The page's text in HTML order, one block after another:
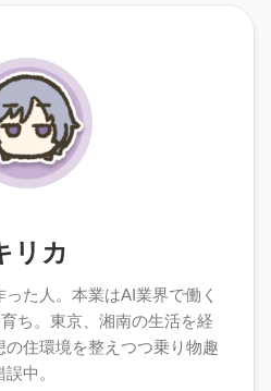
リカ
た人。本業はAI業界で働く
ち。東京、湘南の生活を経
住環境を整えつつ乗り物趣
中。